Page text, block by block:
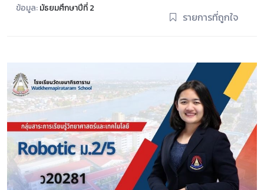
ข้อมูล:มัธยมศึกษาปีที่ 2
รายการที่ถูกใจ